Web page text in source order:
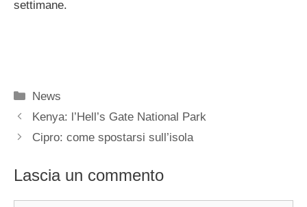
settimane.
Categorie
News
Kenya: l’Hell’s Gate National Park
Cipro: come spostarsi sull’isola
Lascia un commento